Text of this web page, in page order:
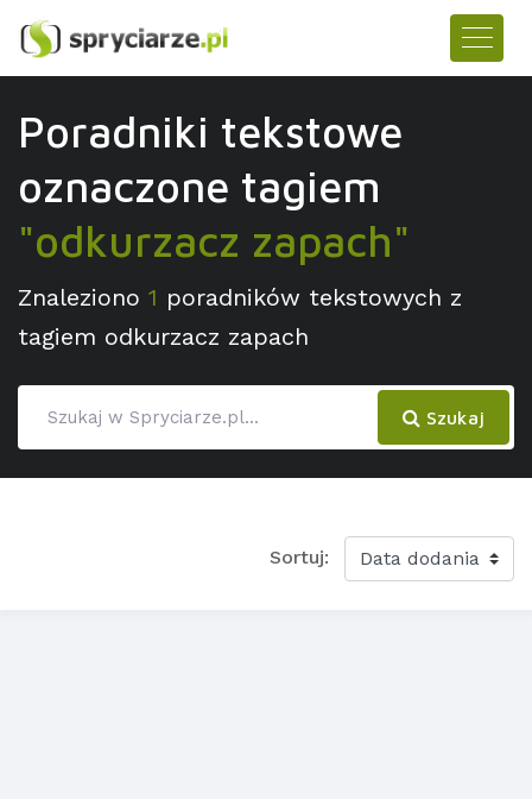
Poradniki tekstowe
oznaczone tagiem
"odkurzacz zapach"
Znaleziono 1 poradników tekstowych z
tagiem odkurzacz zapach
Szukaj
Sortuj: